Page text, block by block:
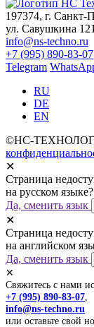
197374, г. Санкт-
ул. Савушкина
info@ns-techno.ru
+7 (995) 890-83-07
Telegram
RU
DE
EN
©НС-
✕
Страница
на русском языке?
Да, сменить язык
✕
Страница
на английском
Да, сменить язык
✕
Свяжитесь с нами
+7 (995) 890-83-07
info@ns-techno.ru
или оставьте свой